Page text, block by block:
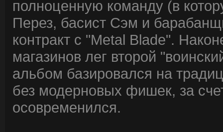
полноценную команду (в
Перез, басист Сэм и
контракт с "Metal Blade".
магазинов лег второй
альбом базировался на
без модерновых фишек, за
осовременился.